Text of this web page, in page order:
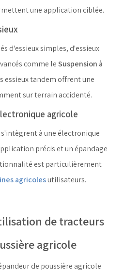
une application ciblée.
d'essieux simples, d'essieux
comme leSuspension à
essieux tandem offrent une
sur terrain accidenté.
agricole
à une électronique
précis et un épandage
est particulièrement
agricolesutilisateurs.
de tracteurs
agricole
de poussière agricole